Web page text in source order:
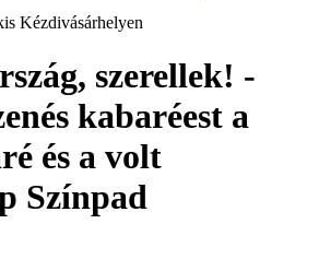
Kézdivásárhelyen
szerellek! -
kabaréest a
és a volt
Színpad